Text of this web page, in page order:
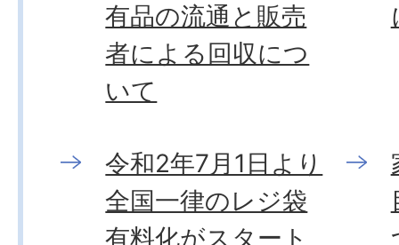
有品の流通と販売
者による回収につ
いて
令和2年7月1日より
全国一律のレジ袋
有料化がスタート